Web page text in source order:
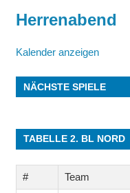
Herrenabend
Kalender anzeigen
NÄCHSTE SPIELE
TABELLE 2. BL NORD
# Team